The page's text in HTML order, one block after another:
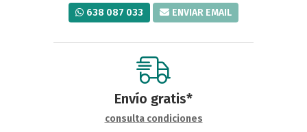
638 087 033 ENVIAR EMAIL
Envío gratis*
consulta condiciones